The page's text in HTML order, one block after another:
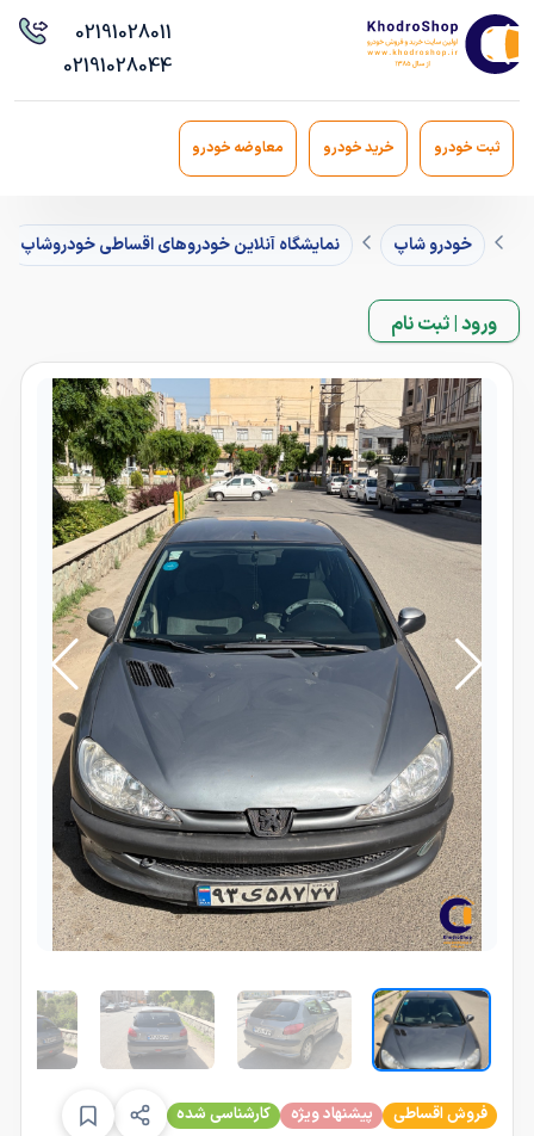
02191028011
02191028044
ثبت خودرو خرید خودرو معاوضه خودرو
خودرو شاپ نمایشگاه آنلاین خودروهای اقساطی خودروشاپ
ورود | ثبت نام
فروش اقساطی پیشنهاد ویژه کارشناسی شده